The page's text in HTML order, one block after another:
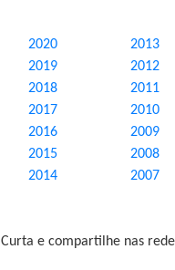
2020
2019
2018
2017
2016
2015
2014
2013
2012
2011
2010
2009
2008
2007
Curta e compartilhe nas